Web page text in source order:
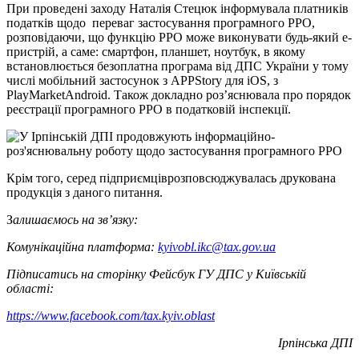
При проведені заходу Наталія Стецюк інформувала платників
податків щодо переваг застосування програмного РРО,
розповідаючи, що функцію РРО може виконувати будь-який е-
пристрій, а саме: смартфон, планшет, ноутбук, в якому
встановлюється безоплатна програма від ДПС України у тому
числі мобільний застосунок з APPStory для iOS, з
PlayMarketAndroid. Також докладно роз’яснювала про порядок
реєстрації програмного РРО в податковій інспекції.
Крім того, серед підприємціврозповсюджувалась друкована
продукція з даного питання.
Залишаємось на зв’язку:
Комунікаційна платформа: kyivobl.ikc@tax.gov.ua
Підписатись на сторінку Фейсбук ГУ ДПС у Київській
області:
https://www.facebook.com/tax.kyiv.oblast
Ірпінська ДПІ